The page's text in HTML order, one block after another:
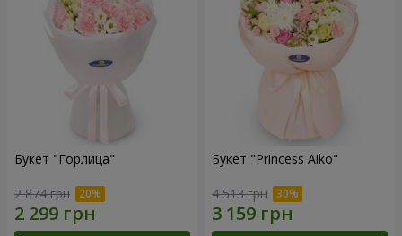
Букет "Горлица"
2 874 грн
Букет "Princess Aiko"
4 513 грн